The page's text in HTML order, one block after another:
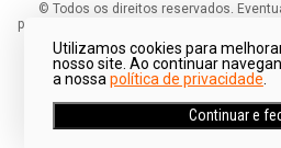
© Todos os direitos reservados.
prazos de pagamento expostos aqui são
internet. As fotos, textos e layout aqui
Loja. É proibida a utilização total ou
Utilizamos cookies para
nosso site. Ao continuar
a nossa política de privacidade
Continuar e